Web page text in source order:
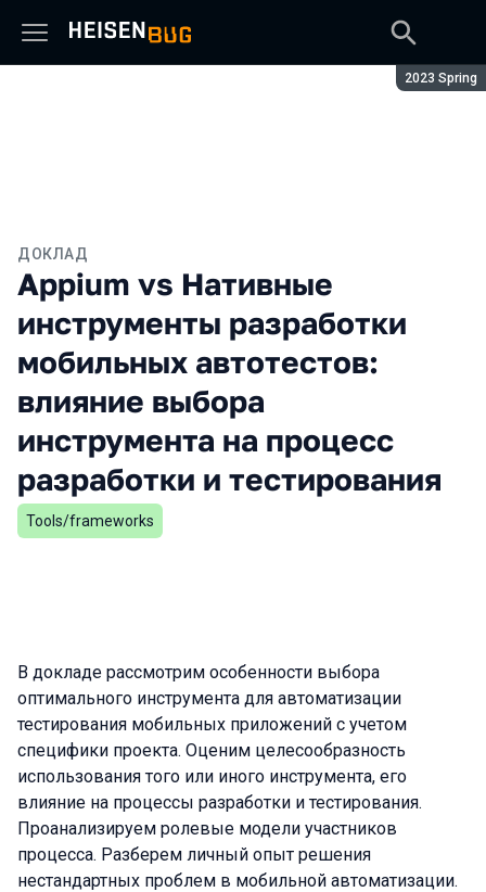
Сезон:
2023 Spring
ДОКЛАД
Appium vs Нативные
инструменты разработки
мобильных автотестов:
влияние выбора
инструмента на процесс
разработки и тестирования
Tools/frameworks
В докладе рассмотрим особенности выбора
оптимального инструмента для автоматизации
тестирования мобильных приложений с учетом
специфики проекта. Оценим целесообразность
использования того или иного инструмента, eго
влияние на процессы разработки и тестирования.
Проанализируем ролевые модели участников
процесса. Разберем личный опыт решения
нестандартных проблем в мобильной автоматизации.